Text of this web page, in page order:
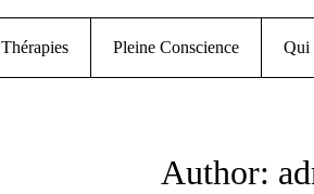
Thérapies Pleine Conscience Qui
Author: